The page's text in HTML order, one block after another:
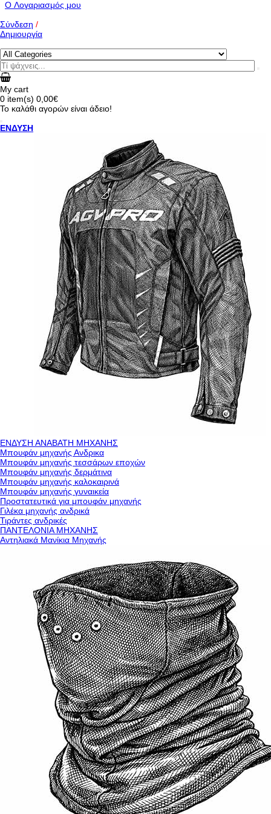
O Λογαριασμός μου
Σύνδεση /
Δημιουργία
My cart
0 item(s) 0,00€
Το καλάθι αγορών είναι άδειο!
ΕΝΔΥΣΗ
ΕΝΔΥΣΗ ΑΝΑΒΑΤΗ ΜΗΧΑΝΗΣ
Μπουφάν μηχανής Ανδρικα
Μπουφάν μηχανής τεσσάρων εποχών
Μπουφάν μηχανής δερμάτινα
Μπουφάν μηχανής καλοκαιρινά
Μπουφάν μηχανής γυναικεία
Προστατευτικά για μπουφάν μηχανής
Γιλέκα μηχανής ανδρικά
Τιράντες ανδρικές
ΠΑΝΤΕΛΟΝΙΑ ΜΗΧΑΝΗΣ
Αντηλιακά Μανίκια Μηχανής